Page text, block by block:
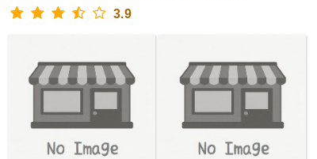
3.9